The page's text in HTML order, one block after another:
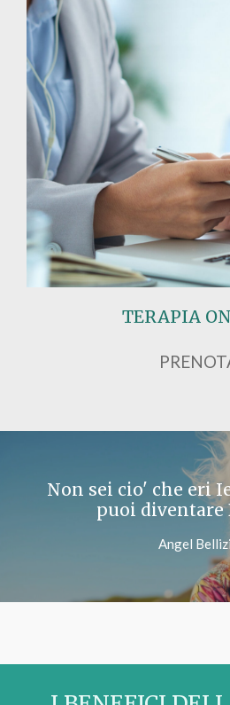
TERAPIA
Non sei cio' che eri
puoi diventare
Angel